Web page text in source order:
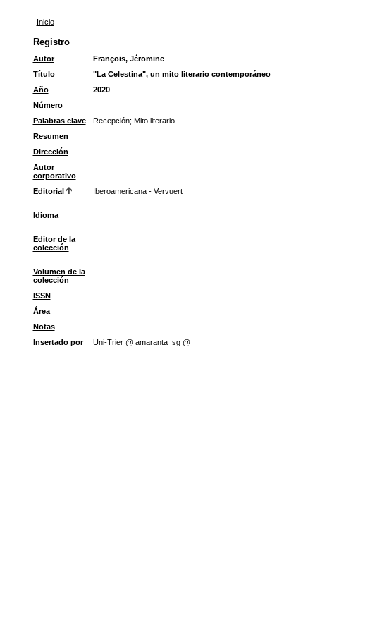
Inicio
Registro
Autor
François, Jéromine
Título
"La Celestina", un mito literario contemporáneo
Año
2020
Número
Palabras clave
Recepción; Mito literario
Resumen
Dirección
Autor
corporativo
Editorial Iberoamericana - Vervuert
Idioma
Editor de la
colección
Volumen de la
colección
ISSN
Área
Notas
Insertado por
Uni-Trier @ amaranta_sg @